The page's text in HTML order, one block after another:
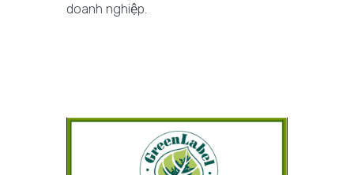
doanh nghiệp.